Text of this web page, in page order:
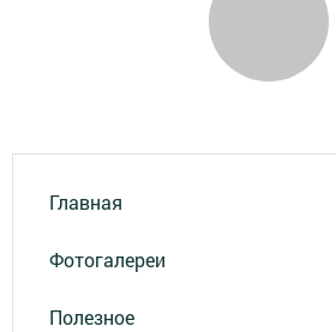
Главная
Фотогалереи
Полезное